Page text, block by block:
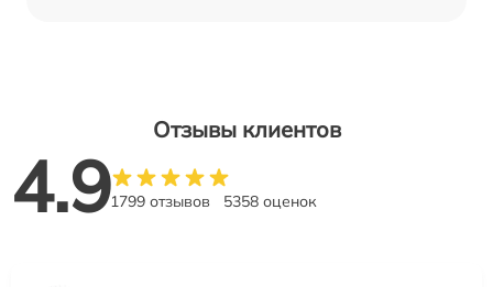
Отзывы клиентов
4.91799 отзывов 5358 оценок